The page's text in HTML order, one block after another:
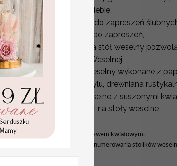
znaleźli miejsce dla siebie.
na stół dopasowane do zaproszeń
ślubne dopasowane do zaproszeń,
wzory numery na stół weselny
i charakteru Sali Weselnej
tabliczki na stół weselny wykonane z
na stół weselny z akrylu, drewniana
numerki na stoły weselne z suszonymi
welurowe stojaki na stoły weselne
NA STÓŁ
numerki na stół weselny z motywem kwiatowym.
to oryginalna i nowoczesna forma numerowania stolików